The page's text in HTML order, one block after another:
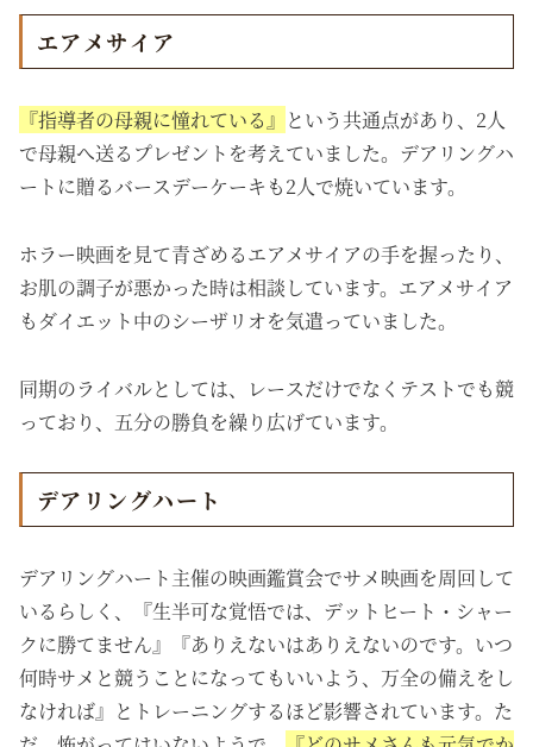
エアメサイア
『指導者の母親に憧れている』 という共通点があり、2人
で母親へ送るプレゼントを考えていました。デアリングハ
ートに贈るバースデーケーキも2人で焼いています。
ホラー映画を見て青ざめるエアメサイアの手を握ったり、
お肌の調子が悪かった時は相談しています。エアメサイア
もダイエット中のシーザリオを気遣っていました。
同期のライバルとしては、レースだけでなくテストでも競
っており、五分の勝負を繰り広げています。
デアリングハート
デアリングハート主催の映画鑑賞会でサメ映画を周回して
いるらしく、『生半可な覚悟では、デットヒート・シャー
クに勝てません』『ありえないはありえないのです。いつ
何時サメと競うことになってもいいよう、万全の備えをし
なければ』とトレーニングするほど影響されています。た